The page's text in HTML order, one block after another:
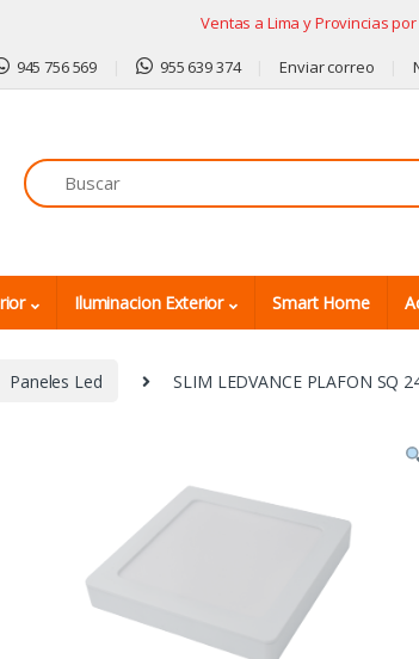
Ventas a Lima y Provincias
945 756 569 955 639 374 Enviar correo
Iluminacion Exterior Smart Home
Paneles Led SLIM LEDVANCE PLAFON SQ